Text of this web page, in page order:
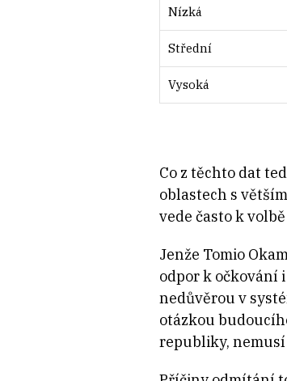
Nízká
Střední
Vysoká
Co z těchto dat
oblastech s
vede často k
Jenže Tomio
odpor k očkování
nedůvěrou v
otázkou
republiky,